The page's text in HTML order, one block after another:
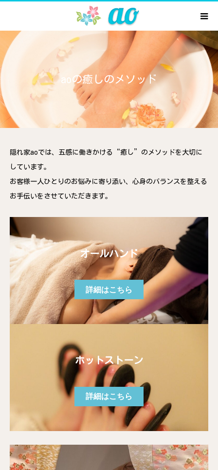
aoの癒しのメソッド
隠れ家aoでは、五感に働きかける“癒し”のメソッドを大切に
しています。
お客様一人ひとりのお悩みに寄り添い、心身のバランスを整える
お手伝いをさせていただきます。
オールハンド
詳細はこちら
ホットストーン
詳細はこちら